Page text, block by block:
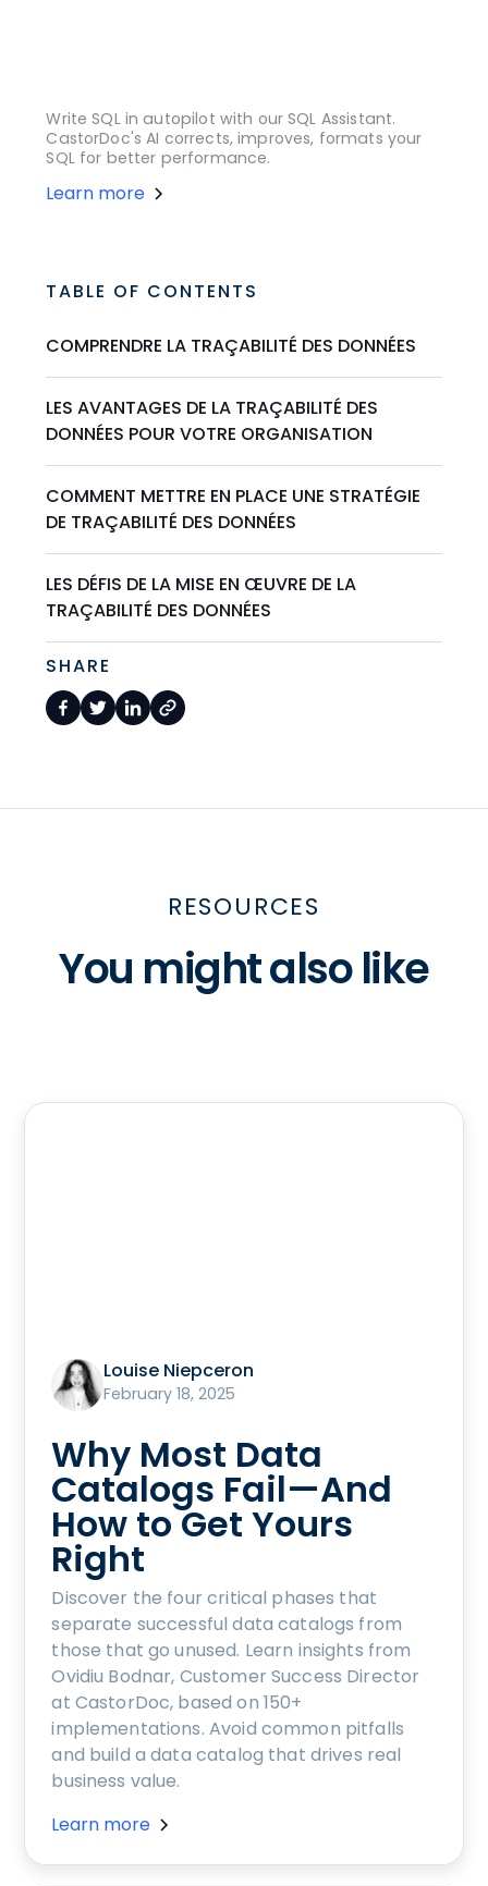
Write SQL in autopilot with our SQL Assistant.
CastorDoc's AI corrects, improves, formats your
SQL for better performance.
Learn more
TABLE OF CONTENTS
COMPRENDRE LA TRAÇABILITÉ DES DONNÉES
LES AVANTAGES DE LA TRAÇABILITÉ DES
DONNÉES POUR VOTRE ORGANISATION
COMMENT METTRE EN PLACE UNE STRATÉGIE
DE TRAÇABILITÉ DES DONNÉES
LES DÉFIS DE LA MISE EN ŒUVRE DE LA
TRAÇABILITÉ DES DONNÉES
SHARE
RESOURCES
You might also like
Louise Niepceron
February 18, 2025
Why Most Data
Catalogs Fail—And
How to Get Yours
Right
Discover the four critical phases that
separate successful data catalogs from
those that go unused. Learn insights from
Ovidiu Bodnar, Customer Success Director
at CastorDoc, based on 150+
implementations. Avoid common pitfalls
and build a data catalog that drives real
business value.
Learn more